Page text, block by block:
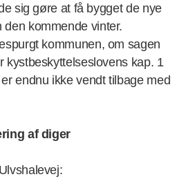
sig gøre at få bygget de nye
kommende vinter.
kommunen, om sagen
kystbeskyttelseslovens kap. 1
endnu ikke vendt tilbage med
af diger